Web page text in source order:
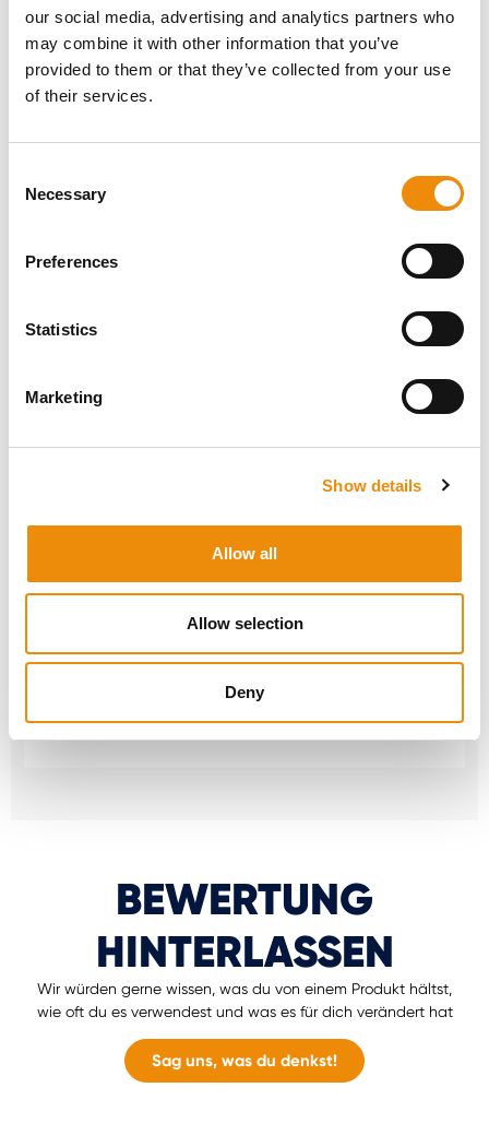
our social media, advertising and analytics partners who
may combine it with other information that you’ve
provided to them or that they’ve collected from your use
of their services.
Selection
Necessary
Preferences
Statistics
Marketing
Show details
Allow all
Allow selection
Deny
HABEN SIE EINE
FRAGE ZU DIESEM
PRODUKT? WIR
SIND FÜR SIE DA
Möchten Sie eine persönliche Beratung, welche
erreichen uns über unsere Cavalor Consumerline
Online-Rationsrechner
MyCavalor.com ist eine schnelle,
benutzerfreundliche Online-Ressource, die
Handumdrehen zu berechnen.
Zu MyCavalor gehen
BEWERTUNG
HINTERLASSEN
Wir würden gerne wissen, was du von einem Produkt hältst,
wie oft du es verwendest und was es für dich verändert hat
Sag uns, was du denkst!